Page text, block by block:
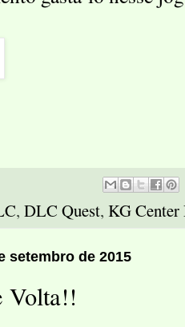
, DLC Quest, KG Center
setembro de 2015
Volta!!